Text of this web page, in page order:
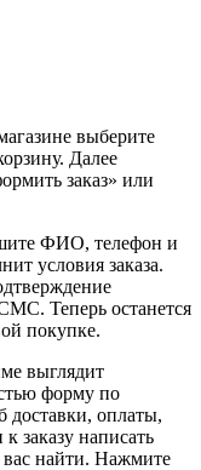
выберите
Далее
заказ» или
ФИО, телефон и
условия заказа.
Теперь останется
покупке.
выглядит
форму по
доставки, оплаты,
заказу написать
найти. Нажмите